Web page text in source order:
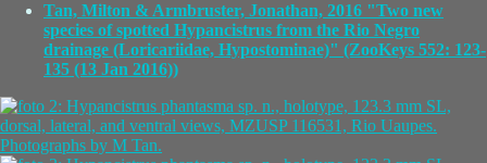
Tan, Milton & Armbruster, Jonathan, 2016 "Two new
species of spotted Hypancistrus from the Rio Negro
drainage (Loricariidae, Hypostominae)" (ZooKeys 552: 123-
135 (13 Jan 2016))